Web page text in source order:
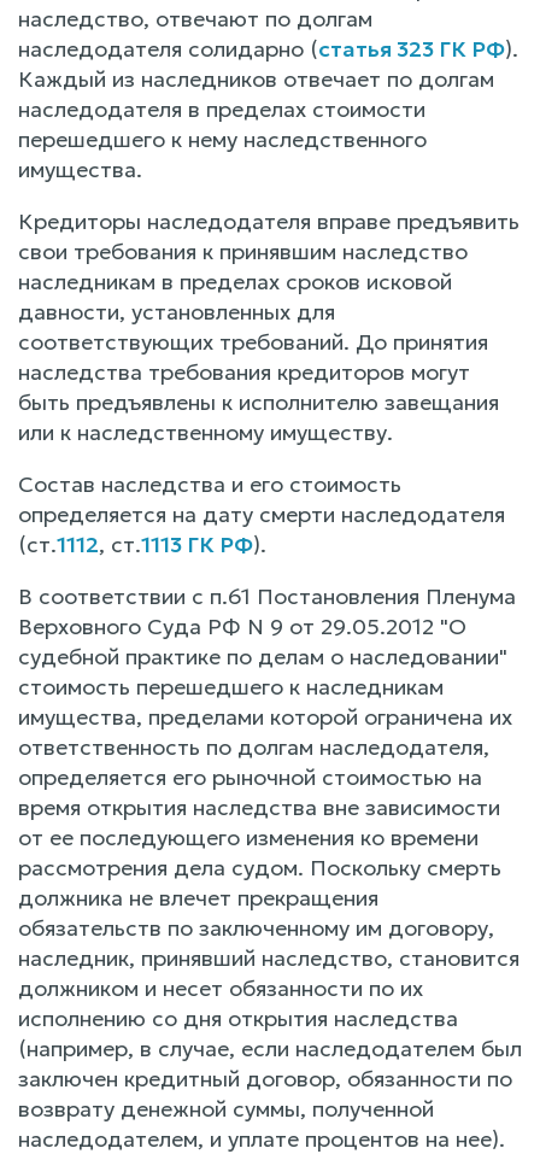
наследство, отвечают по долгам
наследодателя солидарно (статья 323 ГК РФ).
Каждый из наследников отвечает по долгам
наследодателя в пределах стоимости
перешедшего к нему наследственного
имущества.
Кредиторы наследодателя вправе предъявить
свои требования к принявшим наследство
наследникам в пределах сроков исковой
давности, установленных для
соответствующих требований. До принятия
наследства требования кредиторов могут
быть предъявлены к исполнителю завещания
или к наследственному имуществу.
Состав наследства и его стоимость
определяется на дату смерти наследодателя
(ст.1112, ст.1113 ГК РФ).
В соответствии с п.61 Постановления Пленума
Верховного Суда РФ N 9 от 29.05.2012 "О
судебной практике по делам о наследовании"
стоимость перешедшего к наследникам
имущества, пределами которой ограничена их
ответственность по долгам наследодателя,
определяется его рыночной стоимостью на
время открытия наследства вне зависимости
от ее последующего изменения ко времени
рассмотрения дела судом. Поскольку смерть
должника не влечет прекращения
обязательств по заключенному им договору,
наследник, принявший наследство, становится
должником и несет обязанности по их
исполнению со дня открытия наследства
(например, в случае, если наследодателем был
заключен кредитный договор, обязанности по
возврату денежной суммы, полученной
наследодателем, и уплате процентов на нее).